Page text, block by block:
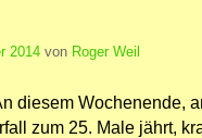
2014 von Roger Weil
diesem Wochenende,
zum 25. Male jährt,